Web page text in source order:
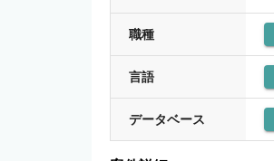
職種
言語
データベース